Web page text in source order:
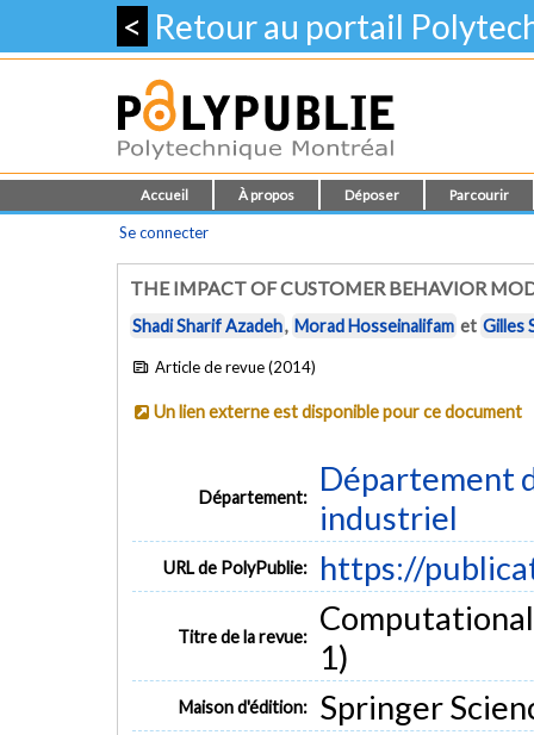
< Retour au portail
Accueil À propos Déposer Parcourir
Se connecter
THE IMPACT OF CUSTOMER BEHAVIOR
Shadi Sharif Azadeh, Morad Hosseinalifam et Gilles
Article de revue (2014)
Un lien externe est disponible pour ce document
Département:
Département
industriel
URL de PolyPublie: https://
Titre de la revue:
1)
Maison d'édition: Springer